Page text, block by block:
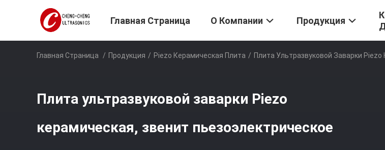
Главная Страница О Компании Продукция
Главная Страница / Продукция / Piezo Керамическая Плита / Плита Ультразвуковой Заварки
Плита ультразвуковой заварки Piezo
керамическая, звенит пьезоэлектрическое